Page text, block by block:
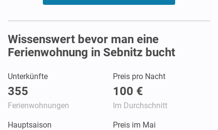
Wissenswert bevor man eine
Ferienwohnung in Sebnitz bucht
Unterkünfte
355
Ferienwohnungen
Preis pro Nacht
100 €
Im Durchschnitt
Hauptsaison Preis im Mai